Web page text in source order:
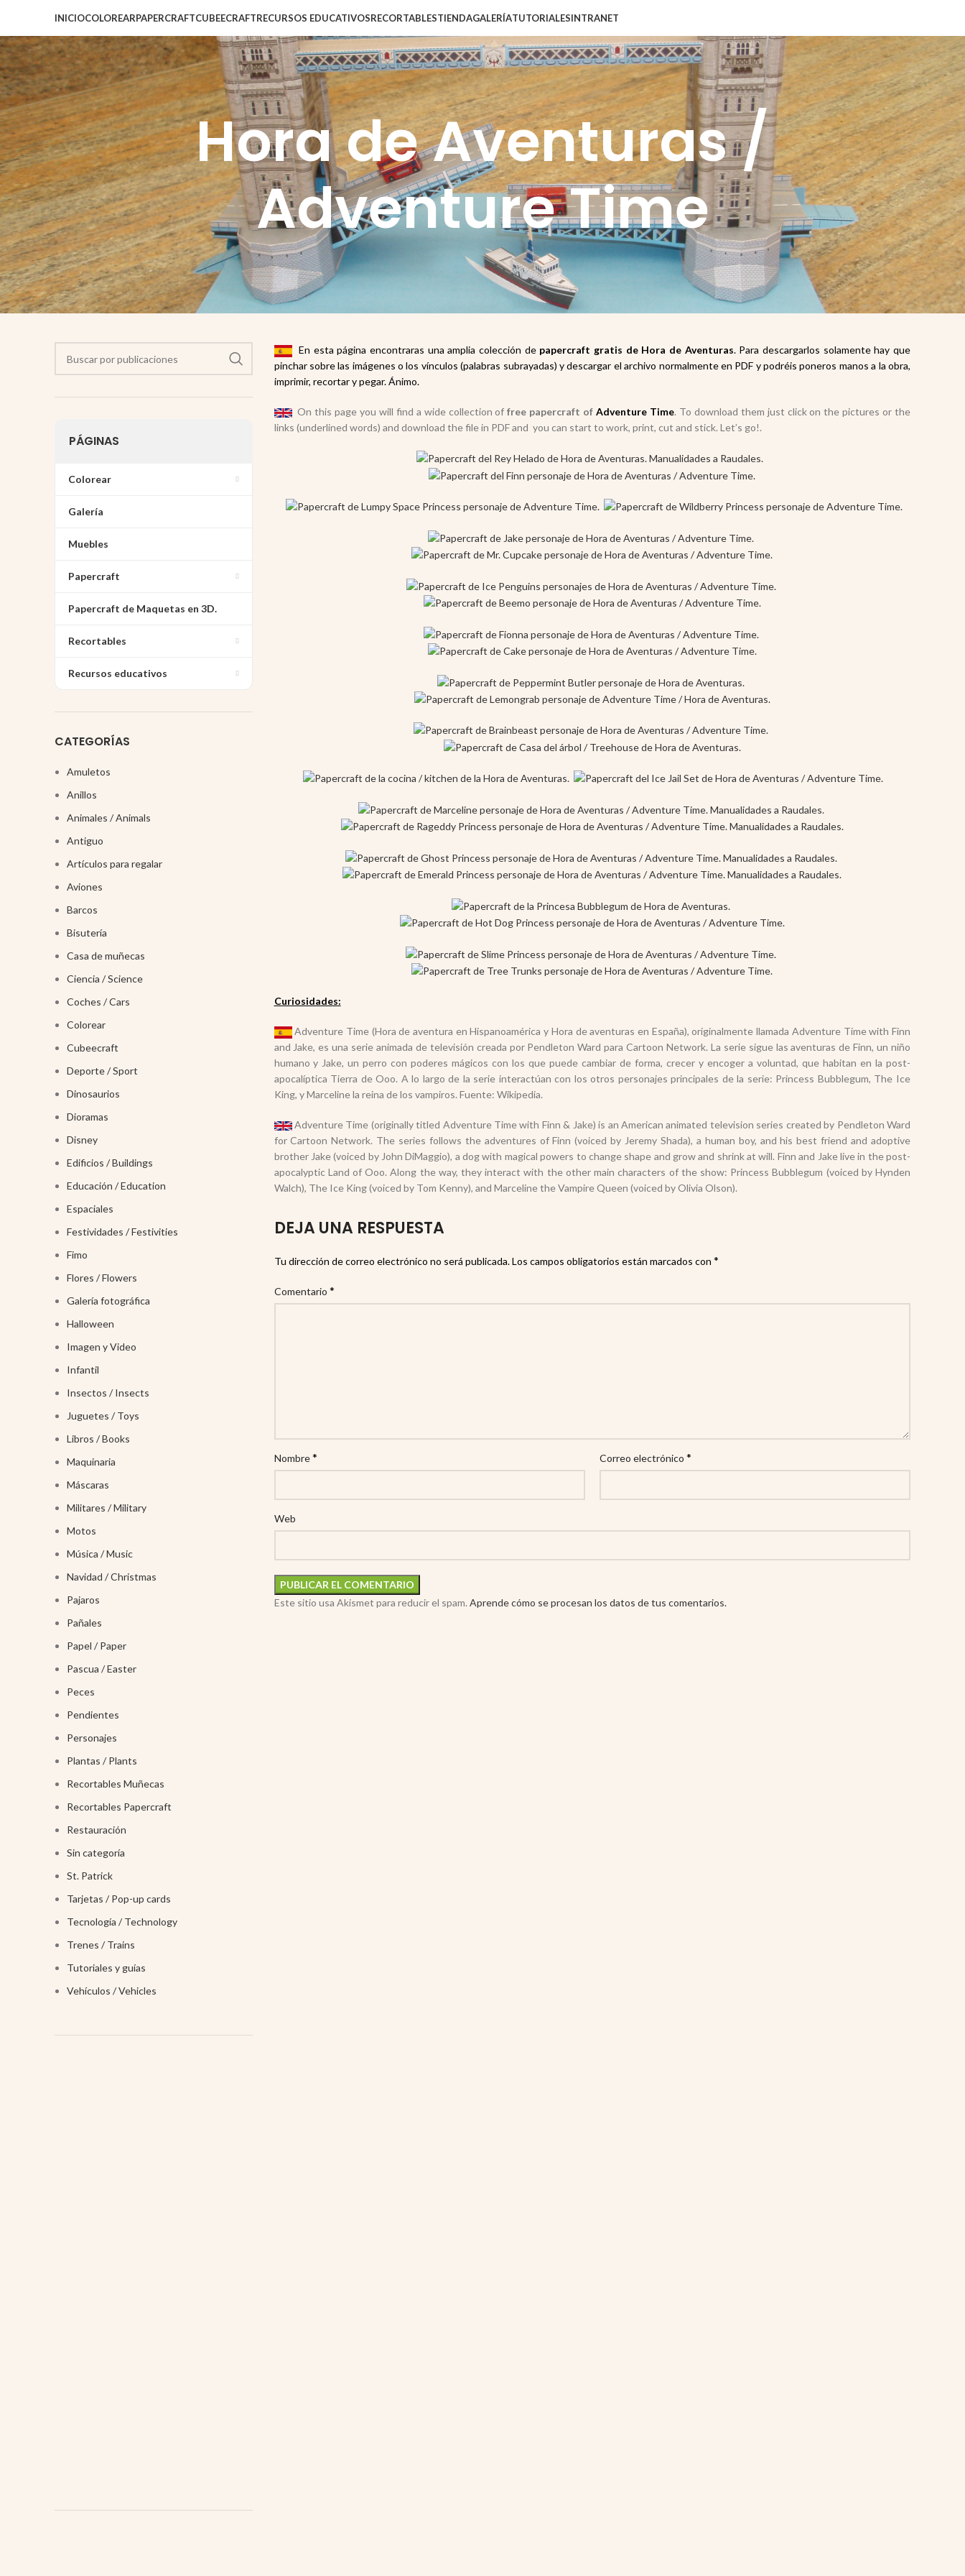
INICIOCOLOREARPAPERCRAFTCUBEECRAFTRECURSOS EDUCATIVOSRECORTABLESTIENDAGALERÍATUTORIALESINTRANET
Hora de Aventuras /
Adventure Time
En esta página encontraras una amplia colección de papercraft gratis de Hora de Aventuras. Para descargarlos solamente hay que
pinchar sobre las imágenes o los vínculos (palabras subrayadas) y descargar el archivo normalmente en PDF y podréis poneros manos a la obra,
imprimir, recortar y pegar. Ánimo.
On this page you will find a wide collection offree papercraft ofAdventure Time. To download them just click on the pictures or the
links (underlined words) and download the file in PDF and you can start to work, print, cut and stick. Let’s go!.
Curiosidades:
Adventure Time (Hora de aventura en Hispanoamérica y Hora de aventuras en España), originalmente llamada Adventure Time with Finn
and Jake, es una serie animada de televisión creada por Pendleton Ward para Cartoon Network. La serie sigue las aventuras de Finn, un niño
humano y Jake, un perro con poderes mágicos con los que puede cambiar de forma, crecer y encoger a voluntad, que habitan en la post-
apocalíptica Tierra de Ooo. A lo largo de la serie interactúan con los otros personajes principales de la serie: Princess Bubblegum, The Ice
King, y Marceline la reina de los vampiros. Fuente: Wikipedia.
Adventure Time (originally titled Adventure Time with Finn & Jake) is an American animated television series created by Pendleton Ward
for Cartoon Network. The series follows the adventures of Finn (voiced by Jeremy Shada), a human boy, and his best friend and adoptive
brother Jake (voiced by John DiMaggio), a dog with magical powers to change shape and grow and shrink at will. Finn and Jake live in the post-
apocalyptic Land of Ooo. Along the way, they interact with the other main characters of the show: Princess Bubblegum (voiced by Hynden
Walch), The Ice King (voiced by Tom Kenny), and Marceline the Vampire Queen (voiced by Olivia Olson).
DEJA UNA RESPUESTA
Tu dirección de correo electrónico no será publicada. Los campos obligatorios están marcados con *
Comentario *
Nombre* Correo electrónico *
Web
Este sitio usa Akismet para reducir el spam. Aprende cómo se procesan los datos de tus comentarios.
PÁGINAS
Colorear
Galería
Muebles
Papercraft
Papercraft de Maquetas en 3D.
Recortables
Recursos educativos
CATEGORÍAS
Amuletos
Anillos
Animales / Animals
Antiguo
Artículos para regalar
Aviones
Barcos
Bisutería
Casa de muñecas
Ciencia / Science
Coches / Cars
Colorear
Cubeecraft
Deporte / Sport
Dinosaurios
Dioramas
Disney
Edificios / Buildings
Educación / Education
Espaciales
Festividades / Festivities
Fimo
Flores / Flowers
Galería fotográfica
Halloween
Imagen y Video
Infantil
Insectos / Insects
Juguetes / Toys
Libros / Books
Maquinaria
Máscaras
Militares / Military
Motos
Música / Music
Navidad / Christmas
Pajaros
Pañales
Papel / Paper
Pascua / Easter
Peces
Pendientes
Personajes
Plantas / Plants
Recortables Muñecas
Recortables Papercraft
Restauración
Sin categoría
St. Patrick
Tarjetas / Pop-up cards
Tecnología / Technology
Trenes / Trains
Tutoriales y guías
Vehículos / Vehicles